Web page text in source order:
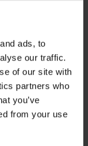
ads, to
our traffic.
of our site with
partners who
you’ve
from your use